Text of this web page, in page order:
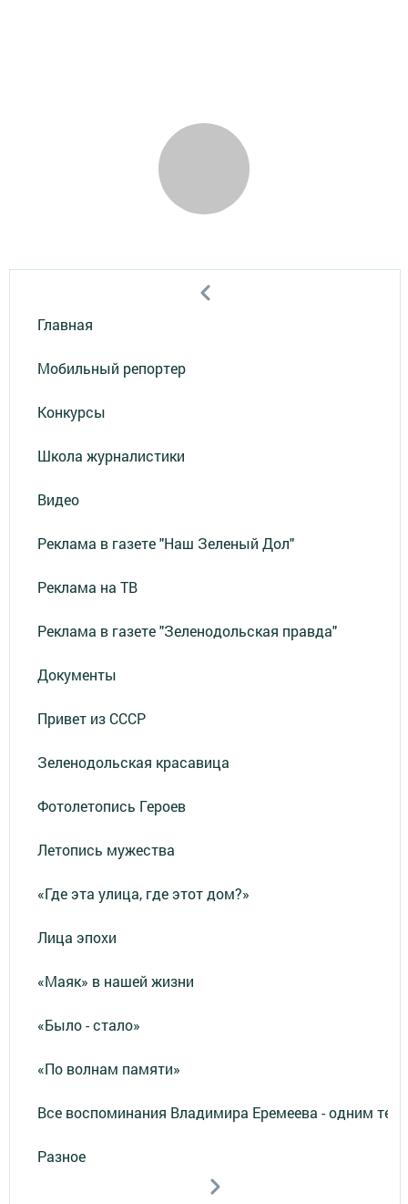
Главная
Мобильный репортер
Конкурсы
Школа журналистики
Видео
Реклама в газете "Наш Зеленый Дол"
Реклама на ТВ
Реклама в газете "Зеленодольская правда"
Документы
Привет из СССР
Зеленодольская красавица
Фотолетопись Героев
Летопись мужества
«Где эта улица, где этот дом?»
Лица эпохи
«Маяк» в нашей жизни
«Было - стало»
«По волнам памяти»
Все воспоминания Владимира Еремеева - одним
Разное